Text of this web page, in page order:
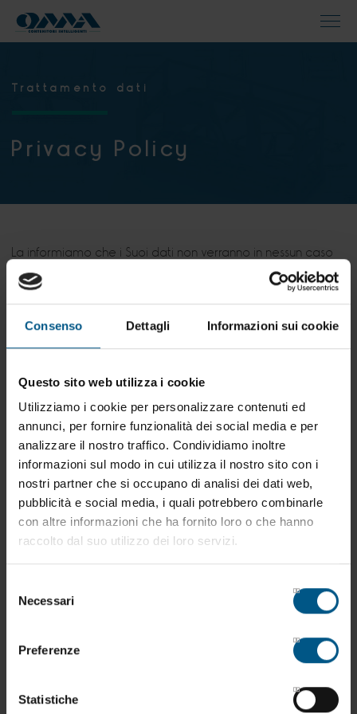
Consenso Dettagli Informazioni sui cookie
Questo sito web utilizza i cookie
Utilizziamo i cookie per personalizzare contenuti ed
annunci, per fornire funzionalità dei social media e per
analizzare il nostro traffico. Condividiamo inoltre
informazioni sul modo in cui utilizza il nostro sito con i
nostri partner che si occupano di analisi dei dati web,
pubblicità e social media, i quali potrebbero combinarle
con altre informazioni che ha fornito loro o che hanno
raccolto dal suo utilizzo dei loro servizi.
delNecessari
Preferenze
Statistiche
Trattamento dati
Privacy Policy
La informiamo che i Suoi dati non verranno in nessun caso
diffusi in rete o ceduti a terzi, fatti salvi eventuali obblighi di
legge e necessità tecniche legate all'erogazione del
servizio e delle comunicazioni (come ad esempio società
Il titolare del trattamento per O.M.A. srl è il signor Fabrizio
Cristoforetti.
Il trattamento sarà realizzato con l'ausilio di strumenti
informatici da parte del Titolare e degli operatori da
questo incaricati.
Il trattamento è finalizzato all'erogazione dei servizi
stato specificamente autorizzato), sia in formato digitale
gratuitamente la verifica, la cancellazione, la modifica dei
propri dati, o ricevere l'elenco degli incaricati del